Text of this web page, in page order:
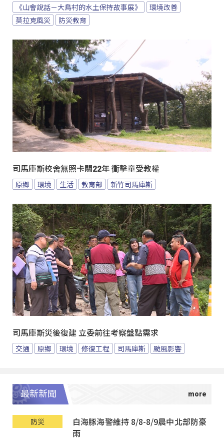
《山會說話－大鳥村的水土保持故事展》
環境改善
莫拉克風災
防災教育
司馬庫斯校舍無照卡關22年 衝擊童受教權
原鄉 環境 生活 教育部 新竹司馬庫斯
司馬庫斯災後復建 立委前往考察盤點需求
交通 原鄉 環境 修復工程 司馬庫斯 颱風影響
最新新聞
防災
白海豚海警維持 8/8-8/9晨中北部防豪
雨